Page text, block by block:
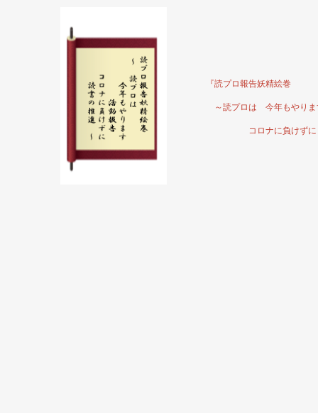
『読プロ報告妖精絵巻
～読プロは 今年もやり
コロナに負けずに